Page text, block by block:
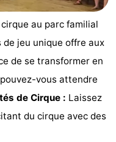
au parc familial
de jeu unique offre aux
de se transformer en
vous attendre
de Cirque : Laissez
du cirque avec des